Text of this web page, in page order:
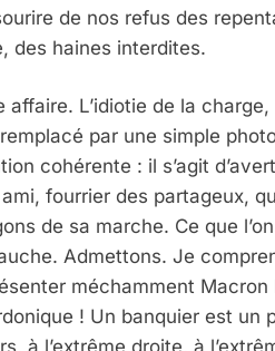
de nos refus des
des haines interdites.
L’idiotie de la
par une simple
cohérente : il s’agit
fourrier des partageux,
de sa marche. Ce que
Admettons. Je
méchamment
! Un banquier est un